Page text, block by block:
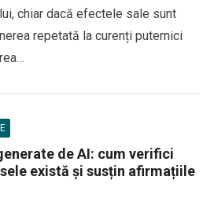
chiar dacă efectele sale sunt
repetată la curenți puternici
de AI: cum verifici
există și susțin afirmațiile